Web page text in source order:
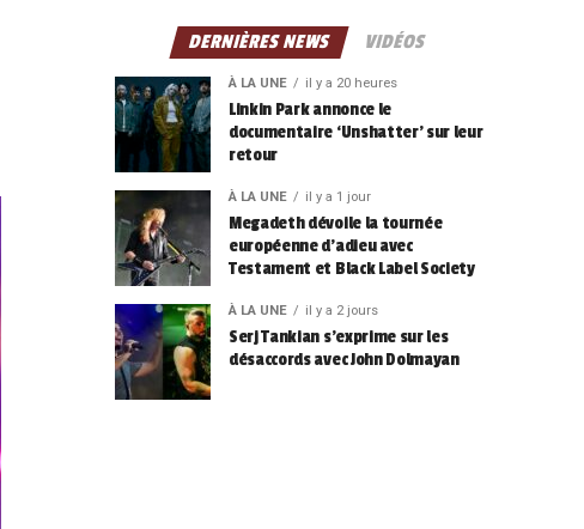
DERNIÈRES NEWS VIDÉOS
À LA UNE il y a 20 heures
Linkin Park annonce le
documentaire ‘Unshatter’ sur leur
retour
À LA UNE il y a 1 jour
Megadeth dévoile la tournée
européenne d’adieu avec
Testament et Black Label Society
À LA UNE il y a 2 jours
Serj Tankian s’exprime sur les
désaccords avec John Dolmayan